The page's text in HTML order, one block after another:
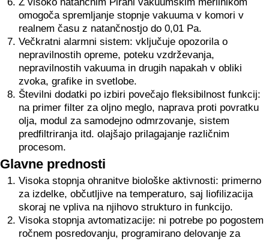
Z visoko natančnim Pirani vakuumskim merilnikom
omogoča spremljanje stopnje vakuuma v komori v
realnem času z natančnostjo do 0,01 Pa.
Večkratni alarmni sistem: vključuje opozorila o
nepravilnostih opreme, poteku vzdrževanja,
nepravilnostih vakuuma in drugih napakah v obliki
zvoka, grafike in svetlobe.
Številni dodatki po izbiri povečajo fleksibilnost funkcij:
na primer filter za oljno meglo, naprava proti povratku
olja, modul za samodejno odmrzovanje, sistem
predfiltriranja itd. olajšajo prilagajanje različnim
procesom.
Glavne prednosti
Visoka stopnja ohranitve biološke aktivnosti: primerno
za izdelke, občutljive na temperaturo, saj liofilizacija
skoraj ne vpliva na njihovo strukturo in funkcijo.
Visoka stopnja avtomatizacije: ni potrebe po pogostem
ročnem posredovanju, programirano delovanje za